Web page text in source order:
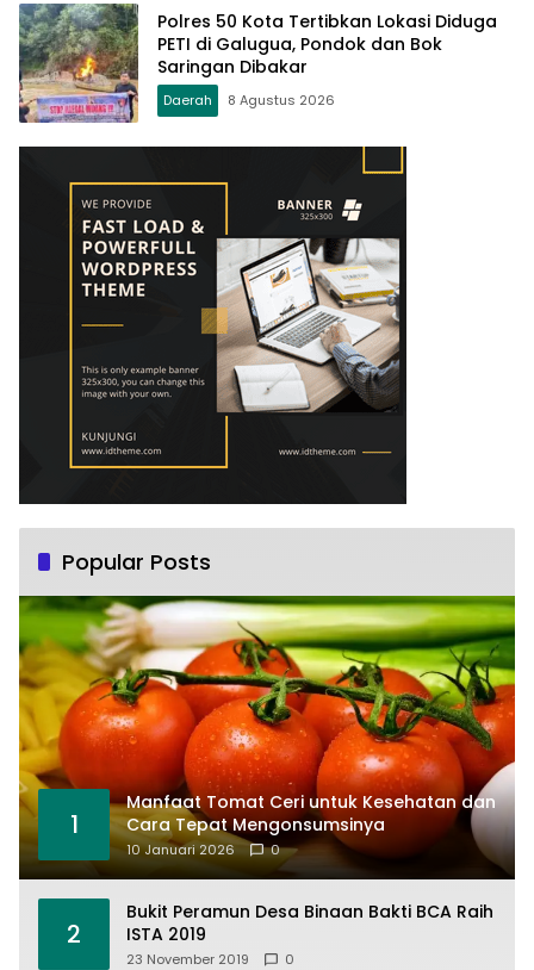
Polres 50 Kota Tertibkan Lokasi Diduga
PETI di Galugua, Pondok dan Bok
Saringan Dibakar
Daerah 8 Agustus 2026
Popular Posts
1
Manfaat Tomat Ceri untuk Kesehatan dan
Cara Tepat Mengonsumsinya
10 Januari 2026 0
2
Bukit Peramun Desa Binaan Bakti BCA Raih
ISTA 2019
23 November 2019 0